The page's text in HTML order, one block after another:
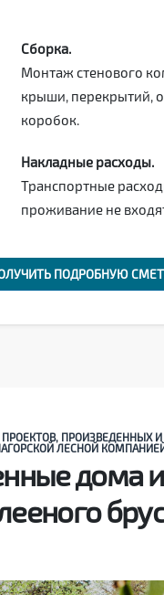
Сборка.
Монтаж стенового
крыши, перекрытий,
коробок.
Накладные расходы.
Транспортные
проживание не
ПОДРОБНУЮ
ПРОИЗВЕДЕННЫХ
ЛЕСНОЙ
дома